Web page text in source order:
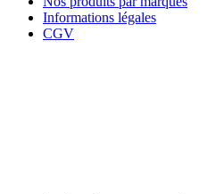
Informations légales
CGV